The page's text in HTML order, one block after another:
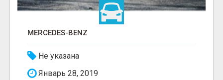
MERCEDES-BENZ
Не указана
Январь 28, 2019